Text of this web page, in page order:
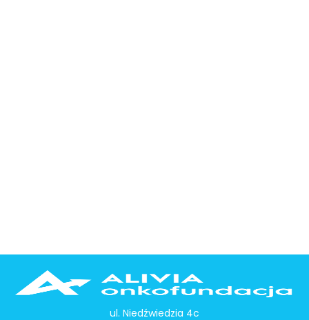
ul. Niedźwiedzia 4c